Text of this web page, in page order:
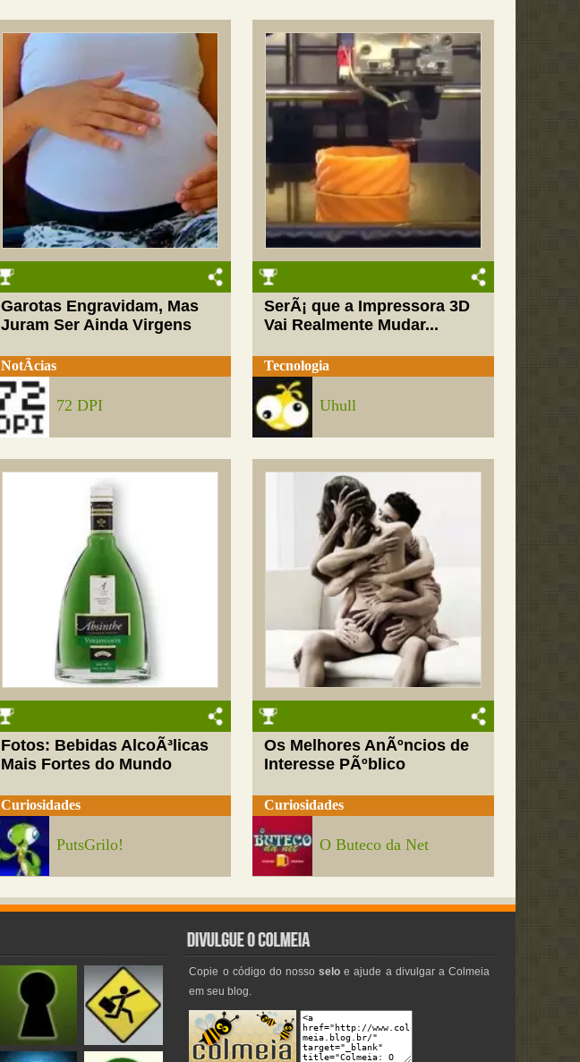
Garotas Engravidam, Mas
Juram Ser Ainda Virgens
NotÃ­cias
72 DPI
SerÃ¡ que a Impressora 3D
Vai Realmente Mudar...
Tecnologia
Uhull
Fotos: Bebidas AlcoÃ³licas
Mais Fortes do Mundo
Curiosidades
PutsGrilo!
Os Melhores AnÃºncios de
Interesse PÃºblico
Curiosidades
O Buteco da Net
Copie o código do nossoselo e ajude a divulgar a Colmeia
em seu blog.